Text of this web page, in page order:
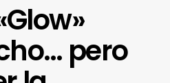
pero